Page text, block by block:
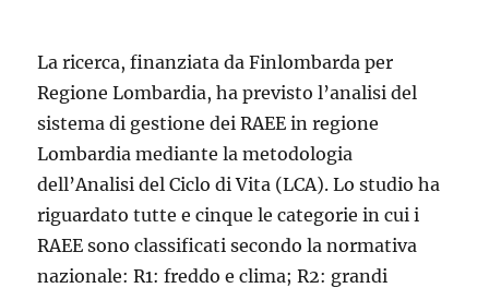
La ricerca, finanziata da Finlombarda per
Regione Lombardia, ha previsto l’analisi del
sistema di gestione dei RAEE in regione
Lombardia mediante la metodologia
dell’Analisi del Ciclo di Vita (LCA). Lo studio ha
riguardato tutte e cinque le categorie in cui i
RAEE sono classificati secondo la normativa
nazionale: R1: freddo e clima; R2: grandi